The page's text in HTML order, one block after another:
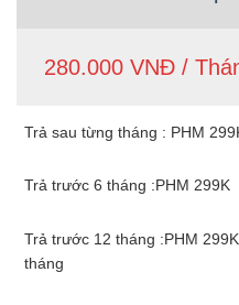
280.000 VNĐ /
Trả sau từng tháng : PHM
Trả trước 6 tháng :PHM 299K
Trả trước 12 tháng :PHM
tháng